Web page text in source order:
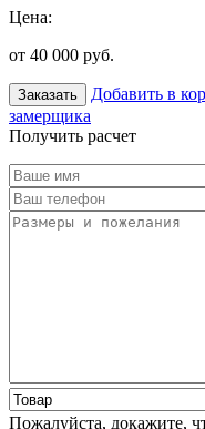
Цена:
от 40 000 руб.
Заказать Добавить в
замерщика
Получить расчет
Пожалуйста, докажите,